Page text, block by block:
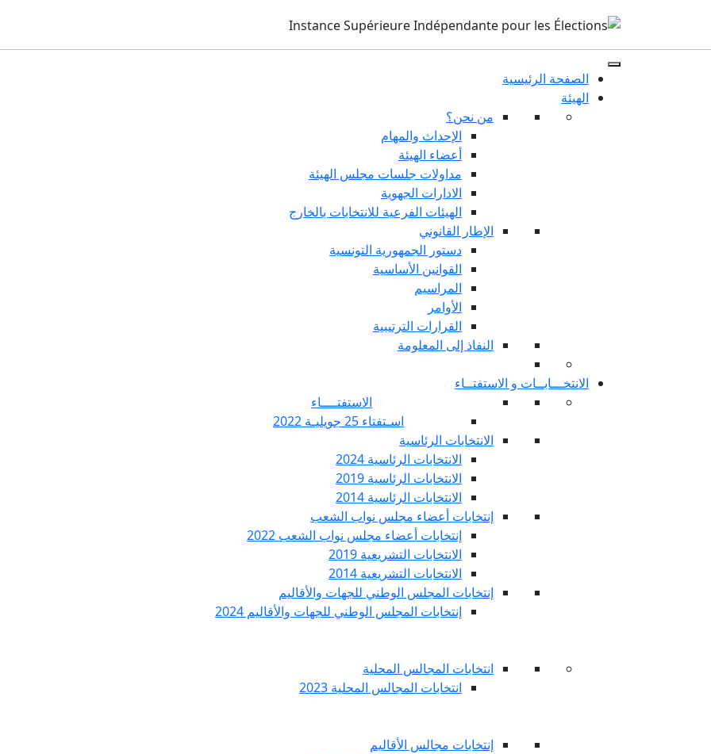
الصفحة الرئيسية
الهيئة
من نحن؟
الإحداث والمهام
أعضاء الهيئة
مداولات جلسات مجلس الهيئة
الادارات الجهوية
الهيئات الفرعية للانتخابات بالخارج
الإطار القانوني
دستور الجمهورية التونسية
القوانين الأساسية
المراسيم
الأوامر
القرارات الترتيبية
النفاذ إلى المعلومة
الانتخـــابــات و الاستفتــاء
الاستفتــــاء
اسـتفتاء 25 جويليـة 2022
الانتخابات الرئاسية
الانتخابات الرئاسية 2024
الانتخابات الرئاسية 2019
الانتخابات الرئاسية 2014
إنتخابات أعضاء مجلس نواب الشعب
إنتخابات أعضاء مجلس نواب الشعب 2022
الانتخابات التشريعية 2019
الانتخابات التشريعية 2014
إنتخابات المجلس الوطني للجهات والأقاليم
إنتخابات المجلس الوطني للجهات والأقاليم 2024
انتخابات المجالس المحلية
انتخابات المجالس المحلية 2023
إنتخابات مجالس الأقاليم